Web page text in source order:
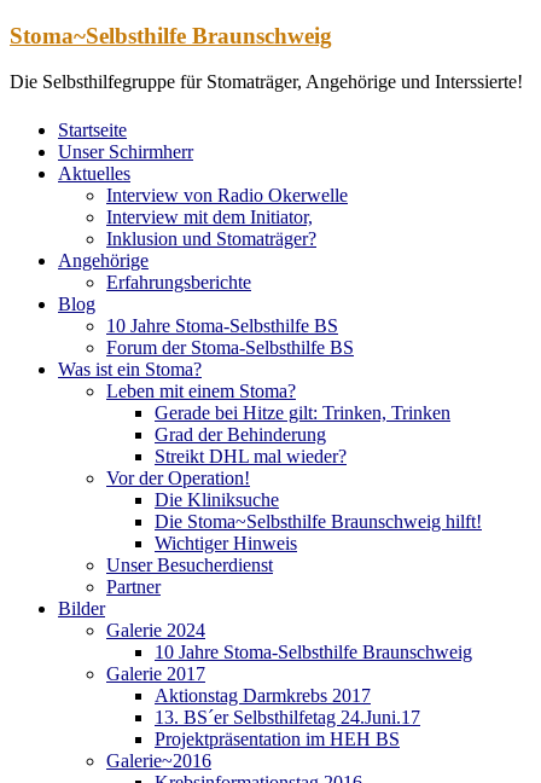
Zum
springen
Stoma~Selbsthilfe Braunschweig
Die Selbsthilfegruppe für Stomaträger, Angehörige und Interssierte!
Startseite
Unser Schirmherr
Aktuelles
Interview von Radio Okerwelle
Interview mit dem Initiator,
Inklusion und Stomaträger?
Angehörige
Erfahrungsberichte
Blog
10 Jahre Stoma-Selbsthilfe BS
Forum der Stoma-Selbsthilfe BS
Was ist ein Stoma?
Leben mit einem Stoma?
Gerade bei Hitze gilt: Trinken, Trinken
Grad der Behinderung
Streikt DHL mal wieder?
Vor der Operation!
Die Kliniksuche
Die Stoma~Selbsthilfe Braunschweig hilft!
Wichtiger Hinweis
Unser Besucherdienst
Partner
Bilder
Galerie 2024
10 Jahre Stoma-Selbsthilfe Braunschweig
Galerie 2017
Aktionstag Darmkrebs 2017
13. BS´er Selbsthilfetag 24.Juni.17
Projektpräsentation im HEH BS
Galerie~2016